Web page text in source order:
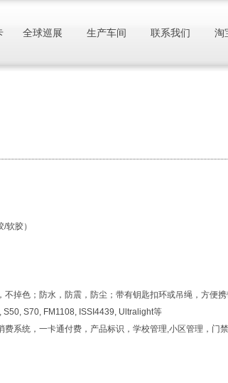
软胶）
不掉色；防水，防震，防尘；带有钥匙扣环或吊绳，方便
S70, FM1108, ISSI4439, Ultralight等
系统，一卡通付费，产品标识，学校管理,小区管理，门
全球巡展 生产车间 联系我们 淘